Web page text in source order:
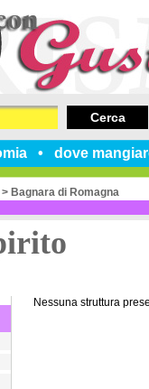
dove
Cerca
> Bagnara di Romagna
Nessuna struttura